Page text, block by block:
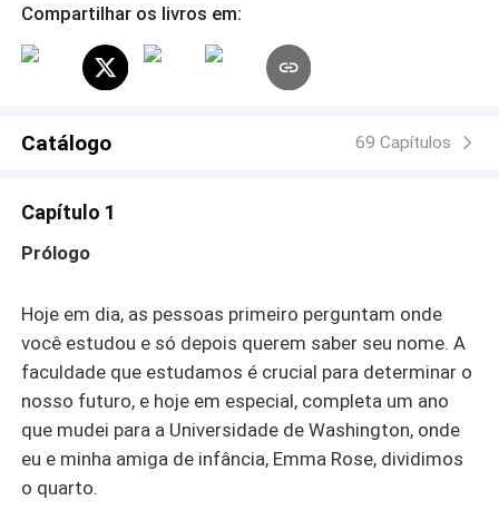
Perseguida pelo passado que tanto deseja deixar para
um romance proibido com o intrigante Nicholas Cooper,
professor de Mitologia que mais parece a encarnação de
aulas, faz seu mundo girar, deixando sua vida muito mais
nessa história repleta de paixões ardentes, vinganças
cruéis, passados misteriosos e traições que podem pôr
tudo a perder.
Compartilhar os livros em:
Catálogo 69 Capítulos
Capítulo 1
Prólogo
Hoje em dia, as pessoas primeiro perguntam onde
você estudou e só depois querem saber seu nome. A
faculdade que estudamos é crucial para determinar o
nosso futuro, e hoje em especial, completa um ano
que mudei para a Universidade de Washington, onde
eu e minha amiga de infância, Emma Rose, dividimos
o quarto.